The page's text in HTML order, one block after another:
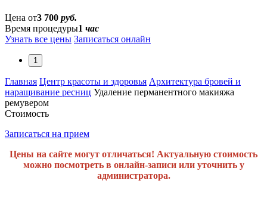
Цена от3 700 руб.
Время процедуры1 час
Узнать все цены Записаться онлайн
1
Главная Центр красоты и здоровья Архитектура бровей и
наращивание ресниц Удаление перманентного макияжа
ремувером
Стоимость
Записаться на прием
Цены на сайте могут отличаться! Актуальную стоимость
можно посмотреть в онлайн-записи или уточнить у
администратора.